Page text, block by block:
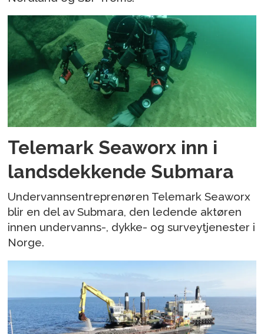
Telemark Seaworx inn i
landsdekkende Submara
Undervannsentreprenøren Telemark Seaworx
blir en del av Submara, den ledende aktøren
innen undervanns-, dykke- og surveytjenester i
Norge.